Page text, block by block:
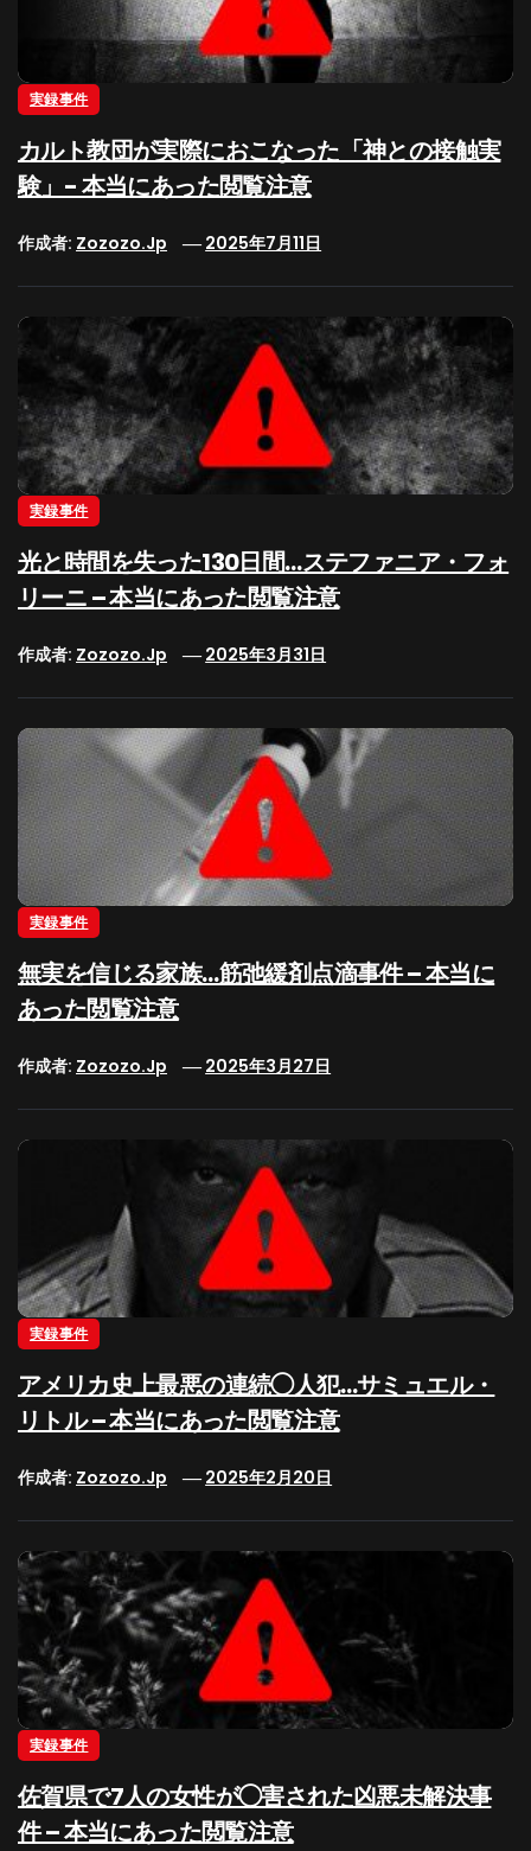
実録事件
カルト教団が実際におこなった「神との接触実
験」- 本当にあった閲覧注意
作成者: Zozozo.jp 2025年7月11日
実録事件
光と時間を失った130日間…ステファニア・フォ
リーニ – 本当にあった閲覧注意
作成者: Zozozo.jp 2025年3月31日
実録事件
無実を信じる家族…筋弛緩剤点滴事件 – 本当に
あった閲覧注意
作成者: Zozozo.jp 2025年3月27日
実録事件
アメリカ史上最悪の連続◯人犯…サミュエル・
リトル – 本当にあった閲覧注意
作成者: Zozozo.jp 2025年2月20日
実録事件
佐賀県で7人の女性が◯害された凶悪未解決事
件 – 本当にあった閲覧注意